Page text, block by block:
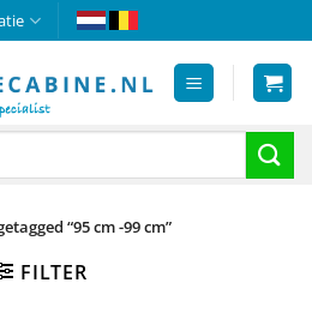
“95 cm -99 cm”
FILTER